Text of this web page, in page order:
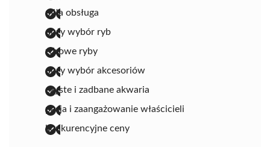
miła obsługa
duży wybór ryb
zdrowe ryby
duży wybór akcesoriów
czyste i zadbane akwaria
pasja i zaangażowanie właścicieli
konkurencyjne ceny